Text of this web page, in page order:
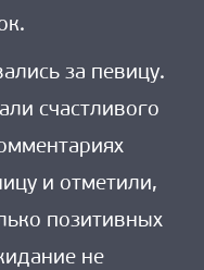
за певицу.
счастливого
и отметили,
позитивных
не